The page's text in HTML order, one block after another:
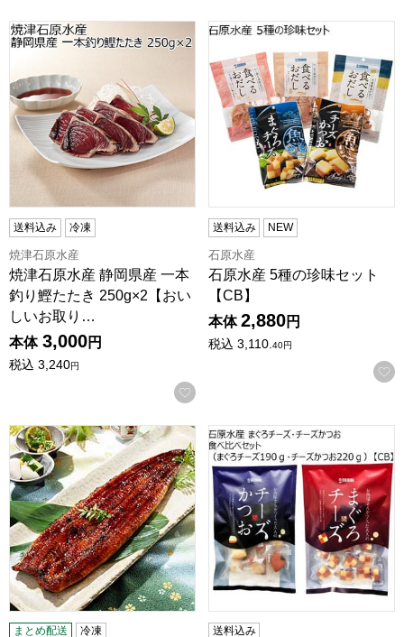
焼津石原水産 静岡県産 一本釣り鰹たたき 250g×2【おいし
送料込み 冷凍
焼津石原水産
焼津石原水産 静岡県産 一本
釣り鰹たたき 250g×2【おい
しいお取り…
本体 3,000円
税込 3,240円
お気に入りに登録する
石原水産 5種の珍味セット【
送料込み NEW
石原水産
石原水産 5種の珍味セット
【CB】
本体 2,880円
税込 3,110. 40円
三河一色産うなぎ蒲焼長焼き1尾(L7056)【サクワ】
まとめ配送 冷凍
石原水産 まぐろチーズ・チ
送料込み